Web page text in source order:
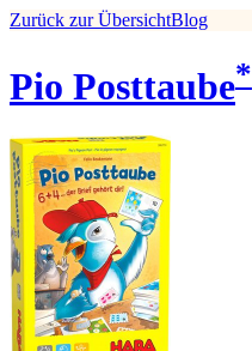
Zurück zur ÜbersichtBlog
Pio Posttaube*